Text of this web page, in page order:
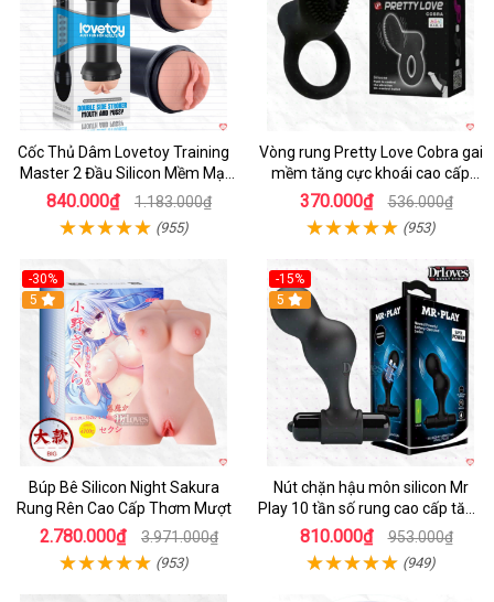
Cốc Thủ Dâm Lovetoy Training
Master 2 Đầu Silicon Mềm Mại
Tiện Lợi
840.000₫ 1.183.000₫
(955)
Vòng rung Pretty Love Cobra gai
mềm tăng cực khoái cao cấp
chính hãng
370.000₫ 536.000₫
(953)
-30%
Hot
5
Búp Bê Silicon Night Sakura
Rung Rên Cao Cấp Thơm Mượt
2.780.000₫ 3.971.000₫
(953)
-15%
Hot
5
Nút chặn hậu môn silicon Mr
Play 10 tần số rung cao cấp tăng
khoái cảm
810.000₫ 953.000₫
(949)